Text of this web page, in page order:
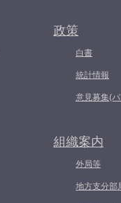
政策
白書
統計情報
意見募集(パ
組織案内
外局等
地方支分部